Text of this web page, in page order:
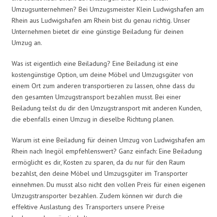
Umzugsunternehmen? Bei Umzugsmeister Klein Ludwigshafen am
Rhein aus Ludwigshafen am Rhein bist du genau richtig. Unser
Unternehmen bietet dir eine günstige Beiladung für deinen
Umzug an.
Was ist eigentlich eine Beiladung? Eine Beiladung ist eine
kostengünstige Option, um deine Möbel und Umzugsgüter von
einem Ort zum anderen transportieren zu lassen, ohne dass du
den gesamten Umzugstransport bezahlen musst. Bei einer
Beiladung teilst du dir den Umzugstransport mit anderen Kunden,
die ebenfalls einen Umzug in dieselbe Richtung planen.
Warum ist eine Beiladung für deinen Umzug von Ludwigshafen am
Rhein nach Inegöl empfehlenswert? Ganz einfach: Eine Beiladung
ermöglicht es dir, Kosten zu sparen, da du nur für den Raum
bezahlst, den deine Möbel und Umzugsgüter im Transporter
einnehmen. Du musst also nicht den vollen Preis für einen eigenen
Umzugstransporter bezahlen. Zudem können wir durch die
effektive Auslastung des Transporters unsere Preise